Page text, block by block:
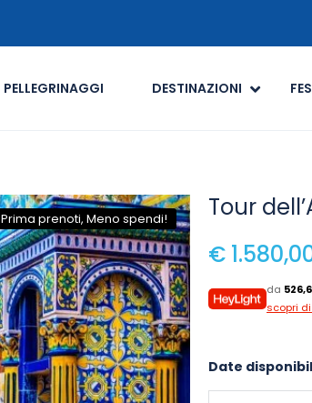
PELLEGRINAGGI DESTINAZIONI
Prima prenoti, Meno spendi!
Tour
€
da
scopri
Date